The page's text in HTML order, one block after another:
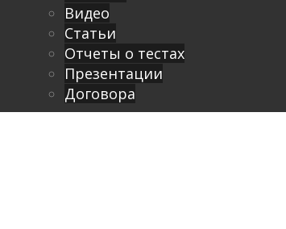
Видео
Cтатьи
Отчеты о тестах
Презентации
Договора